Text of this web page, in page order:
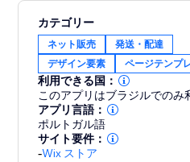
カテゴリー
ネット販売
発送・配達
デザイン要素
ページテンプ
利用できる国：
このアプリはブラジルでのみ
アプリ言語：
ポルトガル語
サイト要件：
-Wix ストア